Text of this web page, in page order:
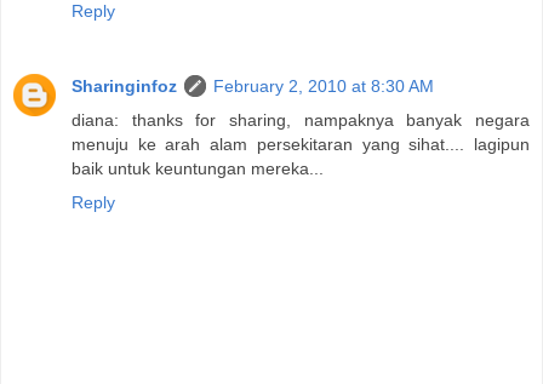
Reply
Sharinginfoz
February 2, 2010 at 8:30 AM
diana: thanks for sharing, nampaknya banyak negara
menuju ke arah alam persekitaran yang sihat.... lagipun
baik untuk keuntungan mereka...
Reply